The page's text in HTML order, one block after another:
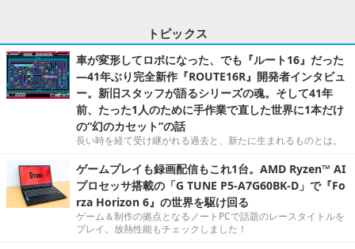
トピックス
車が変形してロボになった、でも『ルート16』だった
―41年ぶり完全新作『ROUTE16R』開発者インタビュ
ー。新旧スタッフが語るシリーズの魂。そして41年
前、たった1人のために手作業で直した世界に1本だけ
の“幻のカセット”の話
長い時を経て受け継がれる過去と、新たに生まれるものとは。
ゲームプレイも録画配信もこれ1台。AMD Ryzen™ AI
プロセッサ搭載の「G TUNE P5-A7G60BK-D」で『Fo
rza Horizon 6』の世界を駆け回る
ゲーム＆制作の拠点となるノートPCで話題のレースタイトルを
プレイ。放熱性能もチェックしました！